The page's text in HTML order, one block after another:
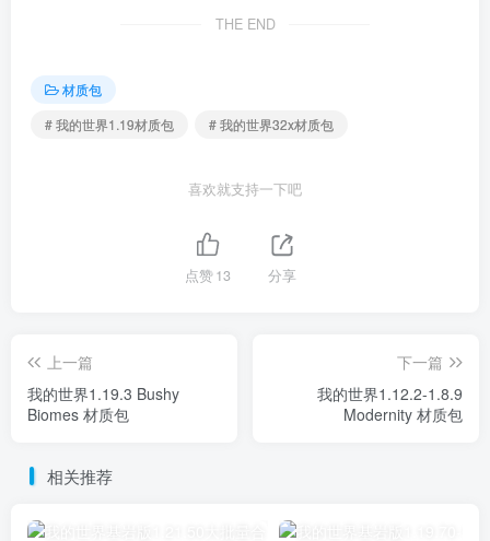
THE END
材质包
# 我的世界1.19材质包
# 我的世界32x材质包
喜欢就支持一下吧
点赞13 分享
上一篇
我的世界1.19.3 Bushy
Biomes 材质包
下一篇
我的世界1.12.2-1.8.9
Modernity 材质包
相关推荐